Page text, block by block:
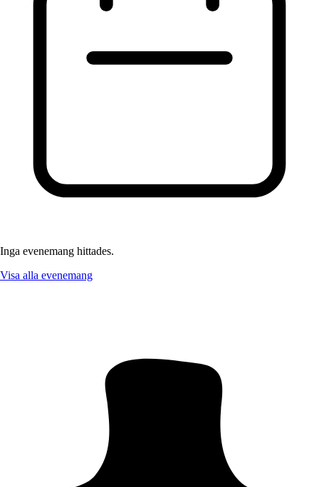
Inga evenemang hittades.
Visa alla evenemang